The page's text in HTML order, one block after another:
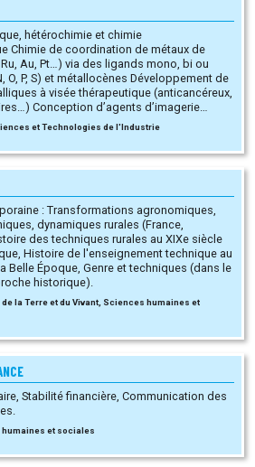
hétérochimie et chimie
de
Au, Pt…) via des ligands mono, bi ou
et métallocènes Développement de
à visée thérapeutique (anticancéreux,
d’imagerie
pour l’imagerie nucléaire (PET,
et proche infra-rouge), l’imagerie
interne vectorisée Chimie
pour la catalyse
et Technologies de l'Industrie
: Transformations agronomiques,
dynamiques rurales (France,
au
et techniques (dans le
la Terre et du Vivant, Sciences humaines et
des
et sociales